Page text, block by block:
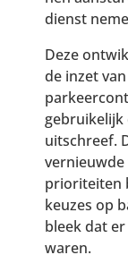
dienst
Deze
de inzet
gebruikelijk
uitschreef.
prioriteiten
keuzes op
bleek dat
waren.